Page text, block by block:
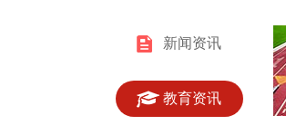
新闻资讯
教育资讯